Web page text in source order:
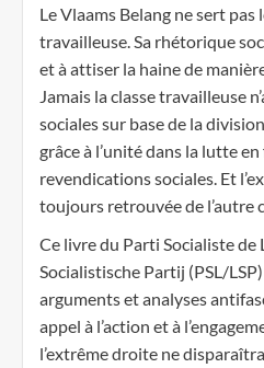
Le Vlaams Belang ne sert pas
travailleuse. Sa rhétorique
et à attiser la haine de
Jamais la classe travailleuse
sociales sur base de la
grâce à l’unité dans la lutte
revendications sociales. Et
toujours retrouvée de l’autre
Ce livre du Parti Socialiste de
Socialistische Partij (PSL/
arguments et analyses
appel à l’action et à
l’extrême droite ne